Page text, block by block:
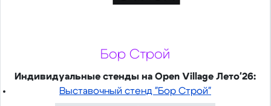
Бор Строй
Индивидуальные стенды на Open Village Лето'26:
Выставочный стенд "Бор Строй"